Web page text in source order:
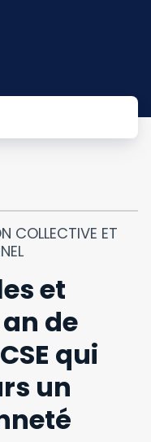
COLLECTIVE ET
et
de
qui
un